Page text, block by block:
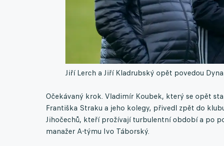
Jiří Lerch a Jiří Kladrubský opět povedou
Očekávaný krok. Vladimír Koubek, který se opět
Františka Straku a jeho kolegy, přivedl zpět do
Jihočechů, kteří prožívají turbulentní období a po
manažer A-týmu Ivo Táborský.